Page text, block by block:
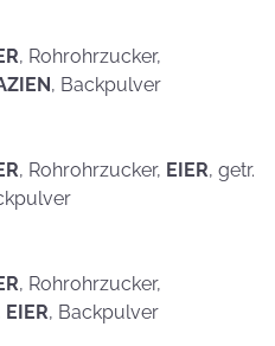
, Rohrohrzucker,
, Backpulver
, Rohrohrzucker, EIER, getr.
, Rohrohrzucker,
EIER, Backpulver